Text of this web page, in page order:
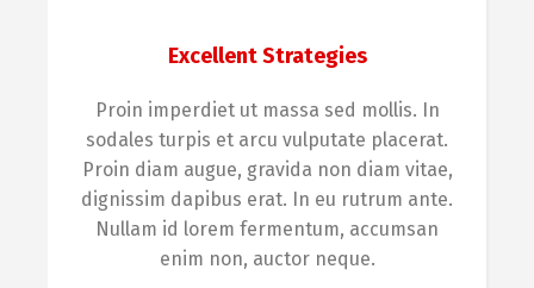
Excellent Strategies
Proin imperdiet ut massa sed mollis. In
sodales turpis et arcu vulputate placerat.
Proin diam augue, gravida non diam vitae,
dignissim dapibus erat. In eu rutrum ante.
Nullam id lorem fermentum, accumsan
enim non, auctor neque.